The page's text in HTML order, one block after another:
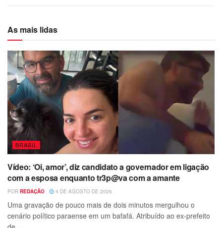
As mais lidas
BRASIL
Vídeo: ‘Oi, amor’, diz candidato a governador em ligação
com a esposa enquanto tr3p@va com a amante
POR REDAÇÃO 4 DE AGOSTO DE 2026
Uma gravação de pouco mais de dois minutos mergulhou o
cenário político paraense em um bafafá. Atribuído ao ex-prefeito